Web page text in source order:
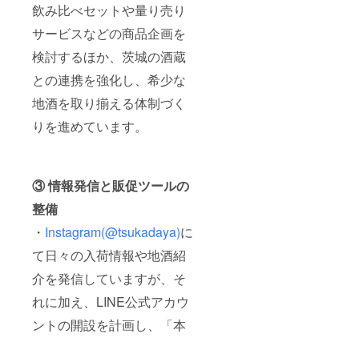
飲み比べセットや量り売り
サービスなどの商品企画を
検討するほか、茨城の酒蔵
との連携を強化し、希少な
地酒を取り揃える体制づく
りを進めています。
③ 情報発信と販促ツールの
整備
・ Instagram(@tsukadaya)に
て日々の入荷情報や地酒紹
介を発信していますが、そ
れに加え、LINE公式アカウ
ントの開設を計画し、「本